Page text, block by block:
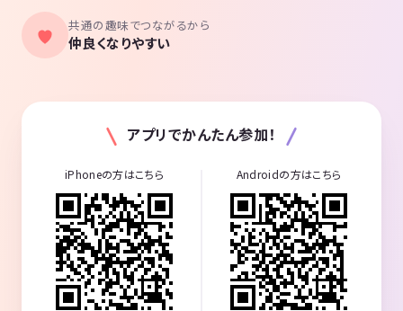
共通の趣味でつながるから
仲良くなりやすい
アプリでかんたん参加！
iPhoneの方はこちら Androidの方はこちら